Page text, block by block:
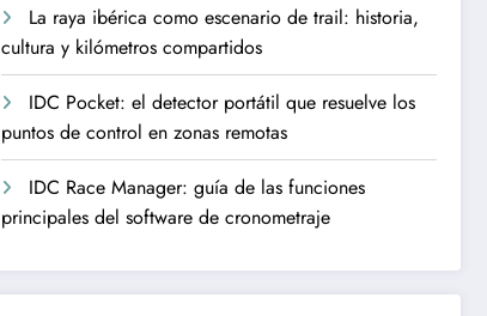
La raya ibérica como escenario de trail: historia,
cultura y kilómetros compartidos
IDC Pocket: el detector portátil que resuelve los
puntos de control en zonas remotas
IDC Race Manager: guía de las funciones
principales del software de cronometraje